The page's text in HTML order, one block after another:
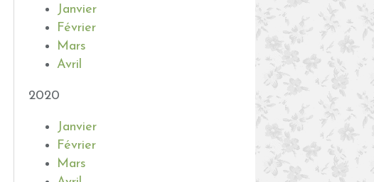
Janvier
Février
Mars
Avril
2020
Janvier
Février
Mars